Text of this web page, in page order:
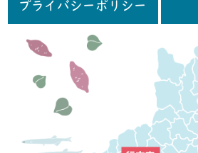
プライバシーポリシー